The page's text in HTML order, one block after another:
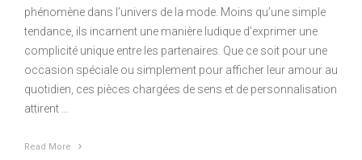
phénomène dans l’univers de la mode. Moins qu’une simple
tendance, ils incarnent une manière ludique d’exprimer une
complicité unique entre les partenaires. Que ce soit pour une
occasion spéciale ou simplement pour afficher leur amour au
quotidien, ces pièces chargées de sens et de personnalisation
attirent …
Read More